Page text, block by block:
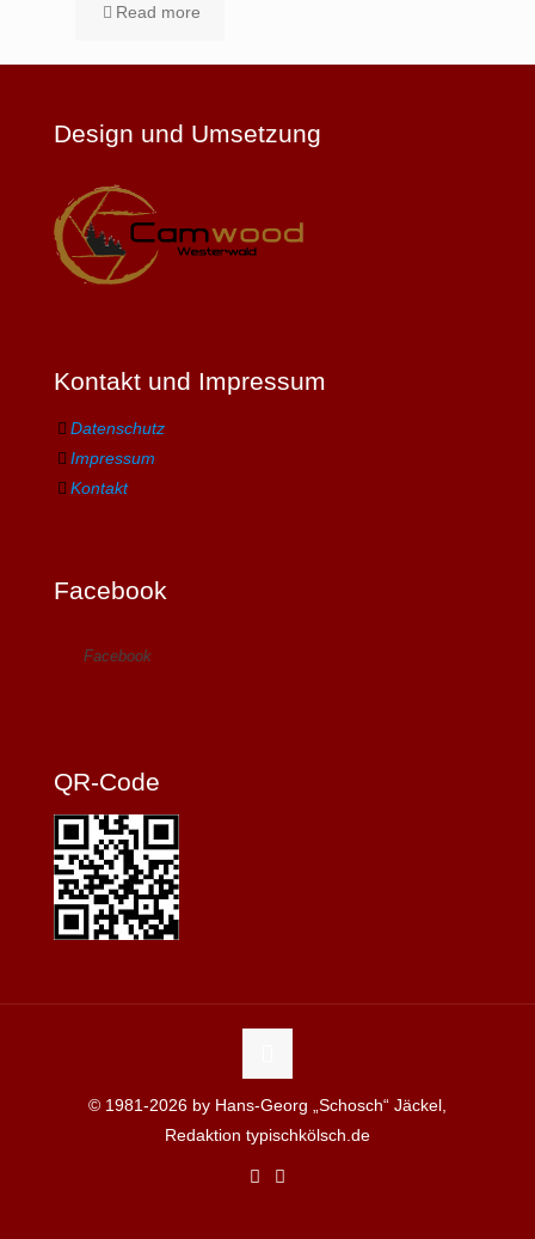
Read more
Design und Umsetzung
Kontakt und Impressum
Datenschutz
Impressum
Kontakt
Facebook
Facebook
QR-Code
© 1981-2026 by Hans-Georg „Schosch“ Jäckel,
Redaktion typischkölsch.de